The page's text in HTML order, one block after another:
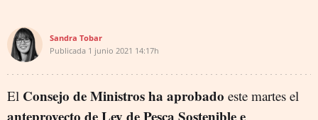
Sandra Tobar
Publicada 1 junio 2021 14:17h
El Consejo de Ministros ha aprobado este martes el
anteproyecto de Ley de Pesca Sostenible e